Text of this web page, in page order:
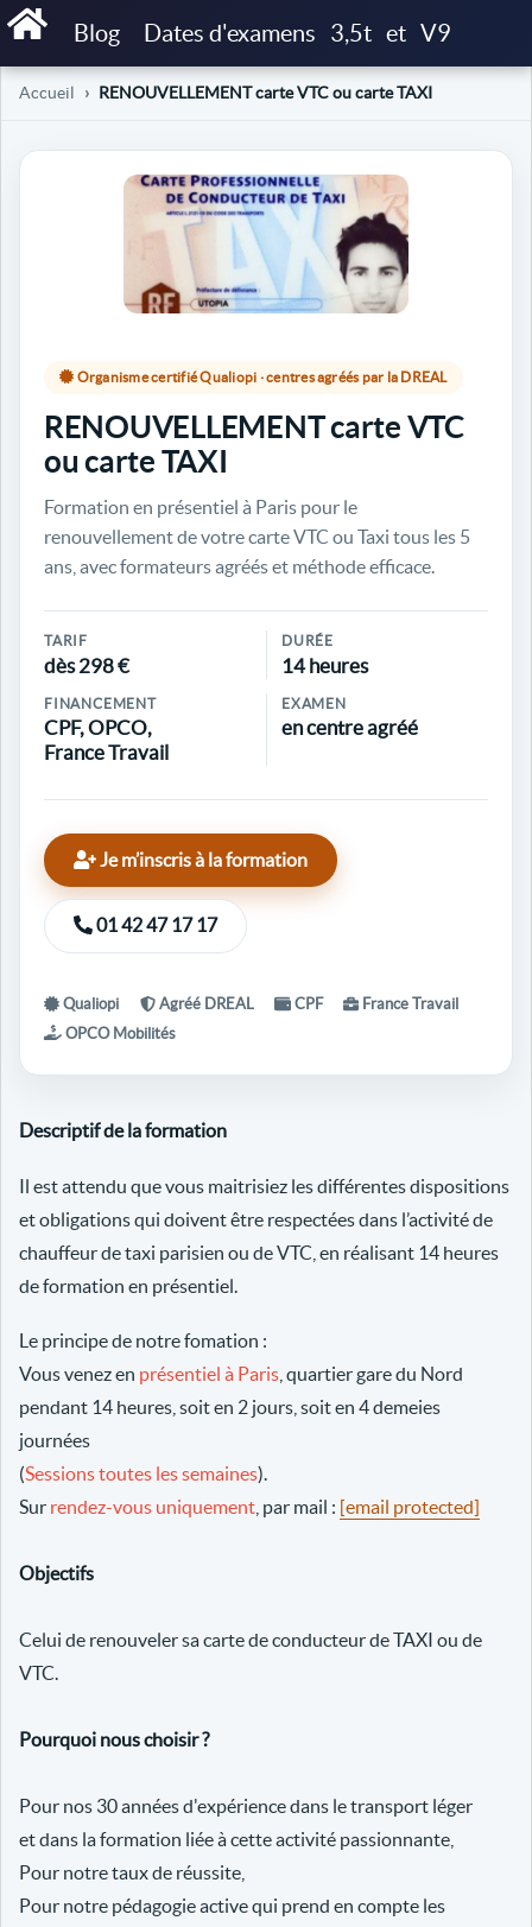
Blog Dates d'examens 3,5t et V9
Accueil RENOUVELLEMENT carte VTC ou carte TAXI
Organisme certifié Qualiopi · centres agréés par la DREAL
RENOUVELLEMENT carte VTC
ou carte TAXI
Formation en présentiel à Paris pour le
renouvellement de votre carte VTC ou Taxi tous les 5
ans, avec formateurs agréés et méthode efficace.
TARIF
dès 298 €
DURÉE
14 heures
FINANCEMENT
CPF, OPCO,
France Travail
EXAMEN
en centre agréé
Je m’inscris à la formation
01 42 47 17 17
Qualiopi Agréé DREAL CPF
France Travail
OPCO Mobilités
Descriptif de la formation
Il est attendu que vous maitrisiez les différentes dispositions
et obligations qui doivent être respectées dans l’activité de
chauffeur de taxi parisien ou de VTC, en réalisant 14 heures
de formation en présentiel.
Le principe de notre fomation :
Vous venez en présentiel à Paris , quartier gare du Nord
pendant 14 heures, soit en 2 jours, soit en 4 demeies
journées
(Sessions toutes les semaines).
Sur rendez-vous uniquement , par mail : [email protected]
Objectifs
Celui de renouveler sa carte de conducteur de TAXI ou de
VTC.
Pourquoi nous choisir ?
Pour nos 30 années d'expérience dans le transport léger
et dans la formation liée à cette activité passionnante,
Pour notre taux de réussite,
Pour notre pédagogie active qui prend en compte les